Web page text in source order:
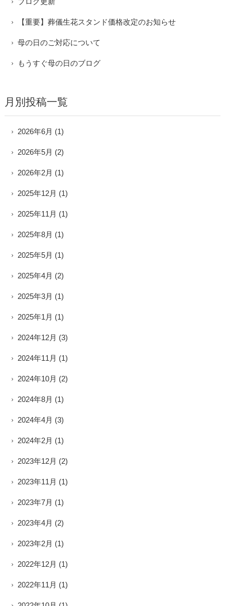
【重要】葬儀生花スタンド価格改定のお知らせ
母の日のご対応について
もうすぐ母の日のブログ
月別投稿一覧
2026年6月 (1)
2026年5月 (2)
2026年2月 (1)
2025年12月 (1)
2025年11月 (1)
2025年8月 (1)
2025年5月 (1)
2025年4月 (2)
2025年3月 (1)
2025年1月 (1)
2024年12月 (3)
2024年11月 (1)
2024年10月 (2)
2024年8月 (1)
2024年4月 (3)
2024年2月 (1)
2023年12月 (2)
2023年11月 (1)
2023年7月 (1)
2023年4月 (2)
2023年2月 (1)
2022年12月 (1)
2022年11月 (1)